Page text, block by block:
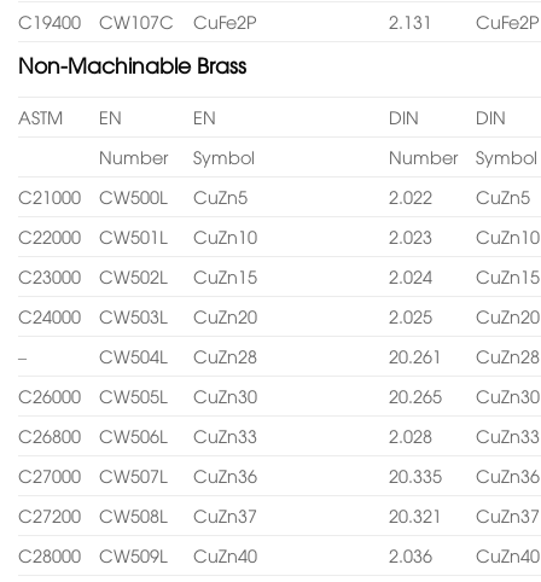
C19400
CW107C CuFe2P 2.131 CuFe2P
Non-Machinable Brass
ASTM EN EN DIN
DIN
Number
Symbol Number
Symbol
C21000
CW500L CuZn5 2.022
CuZn5
C22000
CW501L CuZn10 2.023
CuZn10
C23000
CW502L CuZn15 2.024
CuZn15
C24000
CW503L CuZn20 2.025
CuZn20
–
CW504L CuZn28 20.261
CuZn28
C26000
CW505L CuZn30 20.265
CuZn30
C26800
CW506L CuZn33 2.028
CuZn33
C27000
CW507L CuZn36 20.335
CuZn36
C27200
CW508L CuZn37 20.321
CuZn37
C28000
CW509L CuZn40 2.036 CuZn40